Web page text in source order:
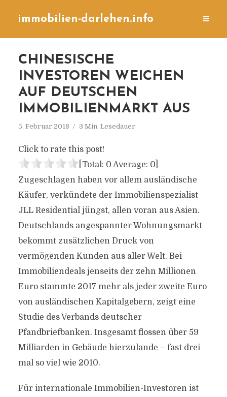
immobilien-darlehen.info
CHINESISCHE
INVESTOREN WEICHEN
AUF DEUTSCHEN
IMMOBILIENMARKT AUS
5. Februar 2018 3 Min. Lesedauer
Click to rate this post!
[Total: 0 Average: 0]
Zugeschlagen haben vor allem ausländische
Käufer, verkündete der Immobilienspezialist
JLL Residential jüngst, allen voran aus Asien.
Deutschlands angespannter Wohnungsmarkt
bekommt zusätzlichen Druck von
vermögenden Kunden aus aller Welt. Bei
Immobiliendeals jenseits der zehn Millionen
Euro stammte 2017 mehr als jeder zweite Euro
von ausländischen Kapitalgebern, zeigt eine
Studie des Verbands deutscher
Pfandbriefbanken. Insgesamt flossen über 59
Milliarden in Gebäude hierzulande – fast drei
mal so viel wie 2010.
Für internationale Immobilien-Investoren ist